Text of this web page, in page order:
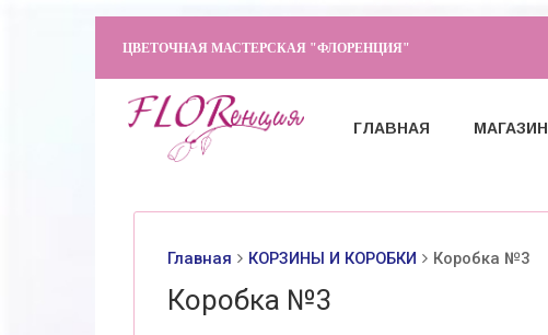
ЦВЕТОЧНАЯ МАСТЕРСКАЯ "ФЛОРЕНЦИЯ"
ГЛАВНАЯ МАГАЗИН
Главная КОРЗИНЫ И КОРОБКИ Коробка №3
Коробка №3